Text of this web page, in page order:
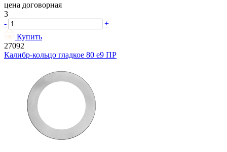
цена договорная
3
-
+
Купить
27092
Калибр-кольцо гладкое 80 e9 ПР